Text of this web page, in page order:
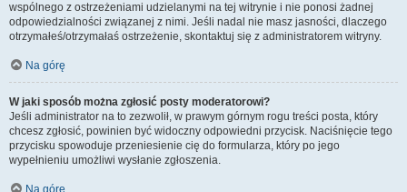
wspólnego z ostrzeżeniami udzielanymi na tej witrynie i nie ponosi żadnej
odpowiedzialności związanej z nimi. Jeśli nadal nie masz jasności, dlaczego
otrzymałeś/otrzymałaś ostrzeżenie, skontaktuj się z administratorem witryny.
Na górę
W jaki sposób można zgłosić posty moderatorowi?
Jeśli administrator na to zezwolił, w prawym górnym rogu treści posta, który
chcesz zgłosić, powinien być widoczny odpowiedni przycisk. Naciśnięcie tego
przycisku spowoduje przeniesienie cię do formularza, który po jego
wypełnieniu umożliwi wysłanie zgłoszenia.
Na górę